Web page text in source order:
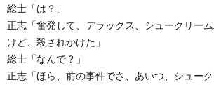
総士「は？」
正志「奮発して、デラックス、シュークリー
けど、殺されかけた」
総士「なんで？」
正志「ほら、前の事件でさ、あいつ、シュー